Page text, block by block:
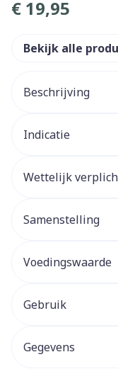
€ 19,95
Bekijk alle
Beschrijving
Indicatie
Wettelijk
Samenstelling
Voedingswaarde
Gebruik
Gegevens